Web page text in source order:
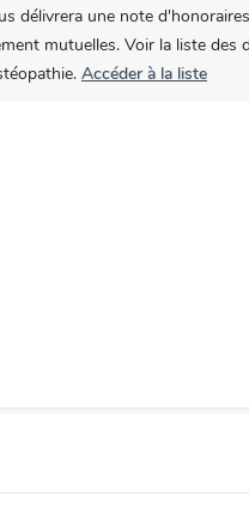
délivrera une note
mutuelles. Voir la liste des
Accéder à la liste